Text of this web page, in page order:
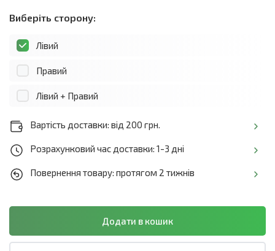
Виберіть сторону:
Лівий
Правий
Лівий + Правий
Вартість доставки: від 200 грн.
Розрахунковий час доставки: 1-3 дні
Повернення товару: протягом 2 тижнів